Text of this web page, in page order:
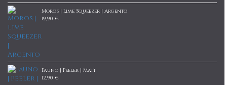
Moros | Lime Squeezer | Argento
19,90 €
Fauno | Peeler | Matt
12,90 €